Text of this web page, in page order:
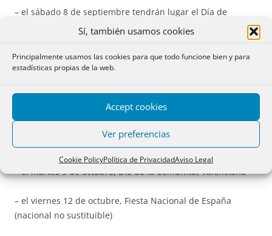
Sí, también usamos cookies
Principalmente usamos las cookies para que todo funcione bien y para
estadísticas propias de la web.
Accept cookies
Ver preferencias
Cookie PolicyPolítica de PrivacidadAviso Legal
– el sábado 8 de septiembre tendrán lugar el Día de
Asturias y el Día de Extremadura
– el martes 11 de septiembre será la Fiesta Nacional de
Cataluña
– el martes 9 de octubre, Día de la Comunitat Valenciana
– el viernes 12 de octubre, Fiesta Nacional de España
(nacional no sustituible)